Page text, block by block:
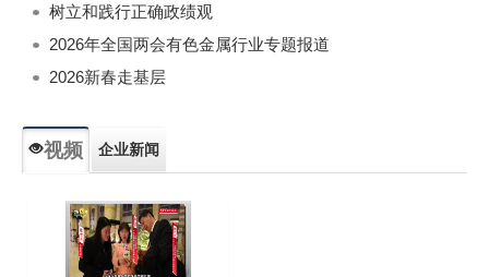
树立和践行正确政绩观
2026年全国两会有色金属行业专题报道
2026新春走基层
视频 企业新闻